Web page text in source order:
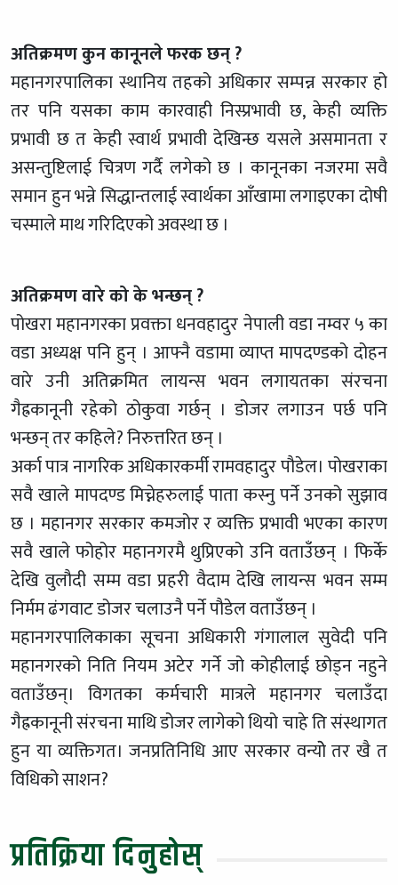
अतिक्रमण कुन कानूनले फरक छन् ?
महानगरपालिका स्थानिय तहको अधिकार सम्पन्न सरकार हो
तर पनि यसका काम कारवाही निस्प्रभावी छ, केही व्यक्ति
प्रभावी छ त केही स्वार्थ प्रभावी देखिन्छ यसले असमानता र
असन्तुष्टिलाई चित्रण गर्दै लगेको छ । कानूनका नजरमा सवै
समान हुन भन्ने सिद्धान्तलाई स्वार्थका आँखामा लगाइएका दोषी
चस्माले माथ गरिदिएको अवस्था छ ।
अतिक्रमण वारे को के भन्छन् ?
पोखरा महानगरका प्रवक्ता धनवहादुर नेपाली वडा नम्वर ५ का
वडा अध्यक्ष पनि हुन् । आफ्नै वडामा व्याप्त मापदण्डको दोहन
वारे उनी अतिक्रमित लायन्स भवन लगायतका संरचना
गैह्रकानूनी रहेको ठोकुवा गर्छन् । डोजर लगाउन पर्छ पनि
भन्छन् तर कहिले? निरुत्तरित छन् ।
अर्का पात्र नागरिक अधिकारकर्मी रामवहादुर पौडेल। पोखराका
सवै खाले मापदण्ड मिच्नेहरुलाई पाता कस्नु पर्ने उनको सुझाव
छ । महानगर सरकार कमजोर र व्यक्ति प्रभावी भएका कारण
सवै खाले फोहोर महानगरमै थुप्रिएको उनि वताउँछन् । फिर्के
देखि वुलौदी सम्म वडा प्रहरी वैदाम देखि लायन्स भवन सम्म
निर्मम ढंगवाट डोजर चलाउनै पर्ने पौडेल वताउँछन् ।
महानगरपालिकाका सूचना अधिकारी गंगालाल सुवेदी पनि
महानगरको निति नियम अटेर गर्ने जो कोहीलाई छोड्न नहुने
वताउँछन्। विगतका कर्मचारी मात्रले महानगर चलाउँदा
गैह्रकानूनी संरचना माथि डोजर लागेको थियो चाहे ति संस्थागत
हुन या व्यक्तिगत। जनप्रतिनिधि आए सरकार वन्योे तर खै त
विधिको साशन?
प्रतिक्रिया दिनुहोस्